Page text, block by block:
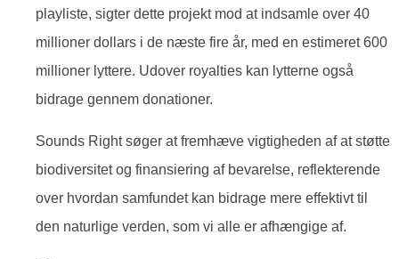
playliste, sigter dette projekt mod at indsamle over 40
millioner dollars i de næste fire år, med en estimeret 600
millioner lyttere. Udover royalties kan lytterne også
bidrage gennem donationer.
Sounds Right søger at fremhæve vigtigheden af at støtte
biodiversitet og finansiering af bevarelse, reflekterende
over hvordan samfundet kan bidrage mere effektivt til
den naturlige verden, som vi alle er afhængige af.